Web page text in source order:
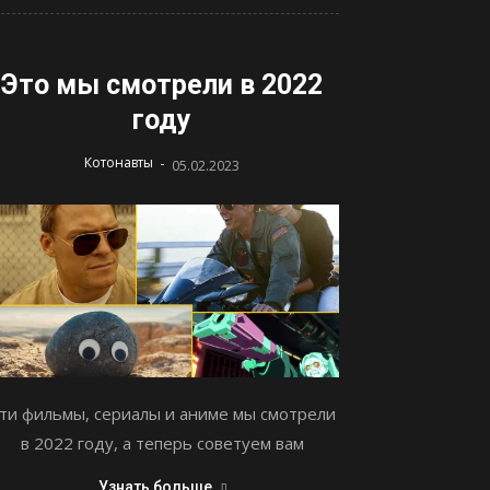
Это мы смотрели в 2022
году
Котонавты - 05.02.2023
фильмы, сериалы и аниме мы смотрели
в 2022 году, а теперь советуем вам